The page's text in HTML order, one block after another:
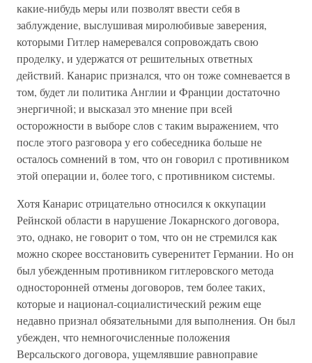
какие-нибудь меры или позволят ввести себя в
заблуждение, выслушивая миролюбивые заверения,
которыми Гитлер намеревался сопровождать свою
проделку, и удержатся от решительных ответных
действий. Канарис признался, что он тоже сомневается в
том, будет ли политика Англии и Франции достаточно
энергичной; и высказал это мнение при всей
осторожности в выборе слов с таким выражением, что
после этого разговора у его собеседника больше не
осталось сомнений в том, что он говорил с противником
этой операции и, более того, с противником системы.
Хотя Канарис отрицательно относился к оккупации
Рейнской области в нарушение Локарнского договора,
это, однако, не говорит о том, что он не стремился как
можно скорее восстановить суверенитет Германии. Но он
был убежденным противником гитлеровского метода
односторонней отмены договоров, тем более таких,
которые и национал-социалистический режим еще
недавно признал обязательными для выполнения. Он был
убежден, что немногочисленные положения
Версальского договора, ущемлявшие равноправие